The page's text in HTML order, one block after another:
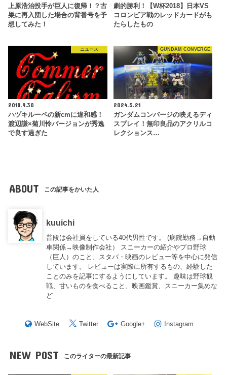
上原浩治投手が巨人に復帰！？古
巣に再入団した場合の背番号を予
想してみた！
劇的勝利！【W杯2018】日本VS
コロンビア戦のレッドカードがも
たらしたもの
ニュース
2018.9.30
ハヅキルーペの新cmに違和感！
渡辺謙×菊川怜バージョンが秀逸
で良す過ぎた
GUNDAM CONVERGE
2024.5.21
ガンダムコンバージの映えるディ
スプレイ！無印良品のアクリルコ
レクションス…
ABOUT この記事をかいた人
kuuichi
普段は会社員をしている40代男性です。 (病院勤務→自動
車関係→映像制作会社） スニーカーの紹介やプロ野球
（巨人）のこと、スタバ・映画のレビュー等を中心に発信
しています。 レビューは実際に所有するもの、経験した
ことのみを記事にするようにしています。 趣味は野球観
戦、甘いものを食べること、映画鑑賞、スニーカー集めな
ど
WebSite Twitter Google+ Instagram
NEW POST このライターの最新記事